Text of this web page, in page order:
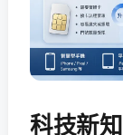
科技新